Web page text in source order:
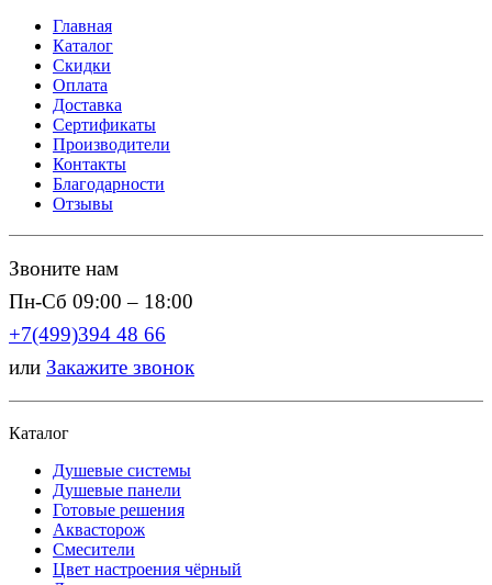
Главная
Каталог
Скидки
Оплата
Доставка
Сертификаты
Производители
Контакты
Благодарности
Отзывы
Звоните нам
Пн-Сб 09:00 – 18:00
+7(499)394 48 66
или Закажите звонок
Каталог
Душевые системы
Душевые панели
Готовые решения
Аквасторож
Смесители
Цвет настроения чёрный